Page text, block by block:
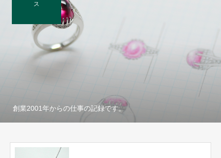
ス
創業2001年からの仕事の記録です。